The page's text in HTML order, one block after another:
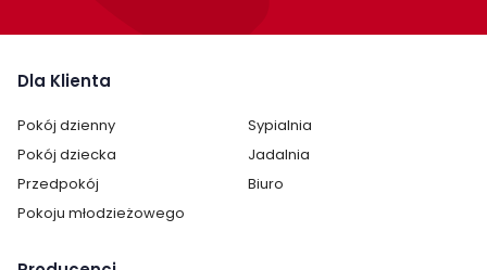
Dla Klienta
Pokój dzienny
Sypialnia
Pokój dziecka
Jadalnia
Przedpokój
Biuro
Pokoju młodzieżowego